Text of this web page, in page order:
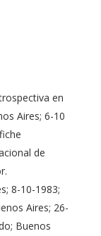
en
Aires; 6-10
de
8-10-1983;
Aires; 26-
Buenos